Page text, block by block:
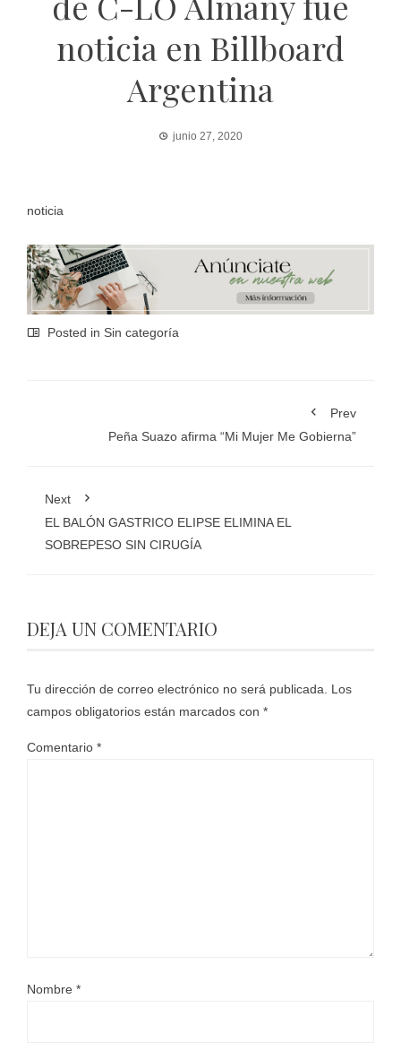
noticia en Billboard
Argentina
junio 27, 2020
noticia
Posted in Sin categoría
Prev
Peña Suazo afirma “Mi Mujer Me Gobierna”
Next
EL BALÓN GASTRICO ELIPSE ELIMINA EL
SOBREPESO SIN CIRUGÍA
DEJA UN COMENTARIO
Tu dirección de correo electrónico no será publicada.
Los
campos obligatorios están marcados con *
Comentario *
Nombre *